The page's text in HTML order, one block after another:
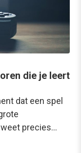
die je leert
dat een spel
precies…